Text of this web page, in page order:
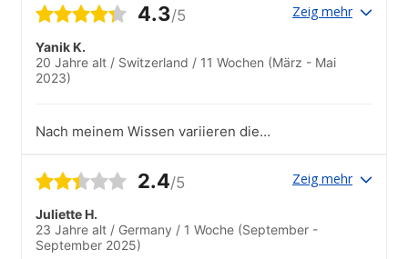
4.3/5 Zeig mehr
Yanik K.
20 Jahre alt / Switzerland / 11 Wochen (März - Mai
2023)
Nach meinem Wissen variieren die
den Lehrern zu Hause, etc. Es deshalb
Leuten, dass sie in Starbucks oder
Kaffees Unterricht hatten).Meine
Bewertung bezieht sich deshalb auf
2.4/5 Zeig mehr
Juliette H.
23 Jahre alt / Germany / 1 Woche (September -
September 2025)